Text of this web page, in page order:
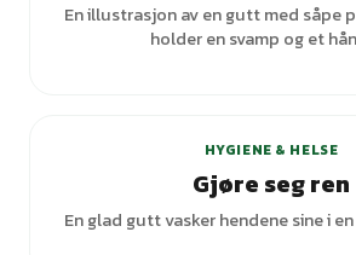
En illustrasjon av en gutt med såpe
holder en svamp og et
HYGIENE & HELSE
Gjøre seg ren
En glad gutt vasker hendene sine i